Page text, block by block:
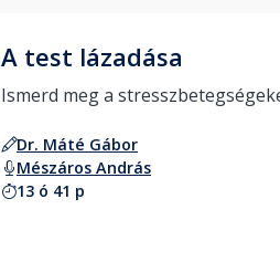
A test lázadása
Dr. Máté Gábor
Mészáros András
13 ó 41 p